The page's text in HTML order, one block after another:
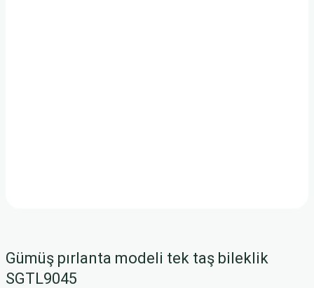
Gümüş pırlanta modeli tek taş bileklik
SGTL9045